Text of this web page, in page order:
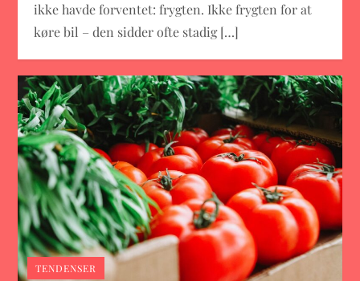
ikke havde forventet: frygten. Ikke frygten for at
køre bil – den sidder ofte stadig […]
TENDENSER